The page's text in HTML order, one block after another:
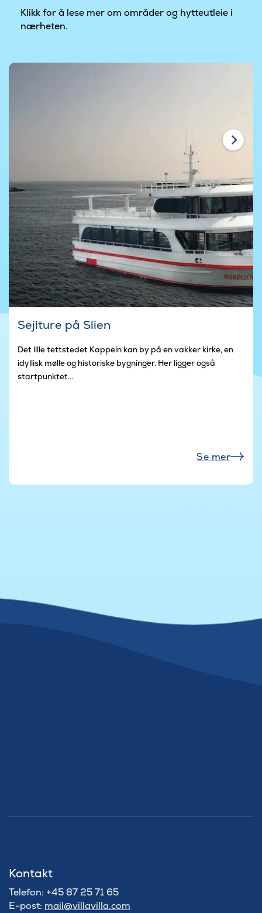
Klikk for å lese mer om områder og hytteutleie i
nærheten.
Sejlture på Slien
Det lille tettstedet Kappeln kan by på en vakker kirke, en
idyllisk mølle og historiske bygninger. Her ligger også
startpunktet...
Se mer
Kontakt
Telefon: +45 87 25 71 65
E-post: mail@villavilla.com